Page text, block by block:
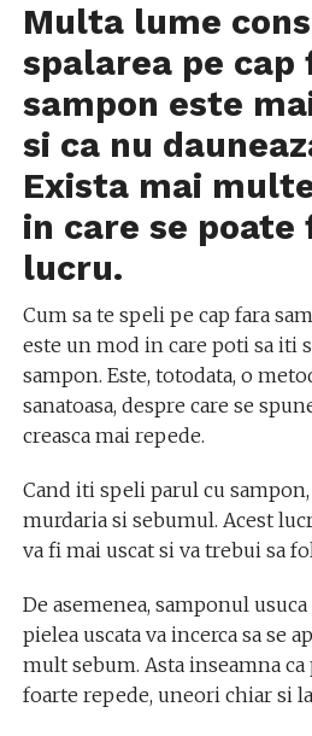
Multa lume
spalarea pe cap
sampon este
si ca nu
Exista mai
in care se poate
lucru.
Cum sa te speli pe cap fara
este un mod in care poti sa iti
sampon. Este, totodata, o
sanatoasa, despre care se
creasca mai repede.
Cand iti speli parul cu sampon,
murdaria si sebumul. Acest
va fi mai uscat si va trebui sa
De asemenea, samponul
pielea uscata va incerca sa se
mult sebum. Asta inseamna ca
foarte repede, uneori chiar si